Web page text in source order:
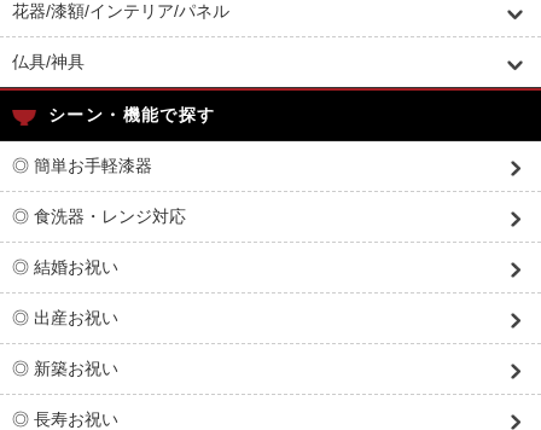
花器/漆額/インテリア/パネル
仏具/神具
シーン・機能で探す
◎ 簡単お手軽漆器
◎ 食洗器・レンジ対応
◎ 結婚お祝い
◎ 出産お祝い
◎ 新築お祝い
◎ 長寿お祝い